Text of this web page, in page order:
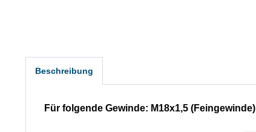
Beschreibung
Für folgende Gewinde: M18x1,5 (Feingewinde)